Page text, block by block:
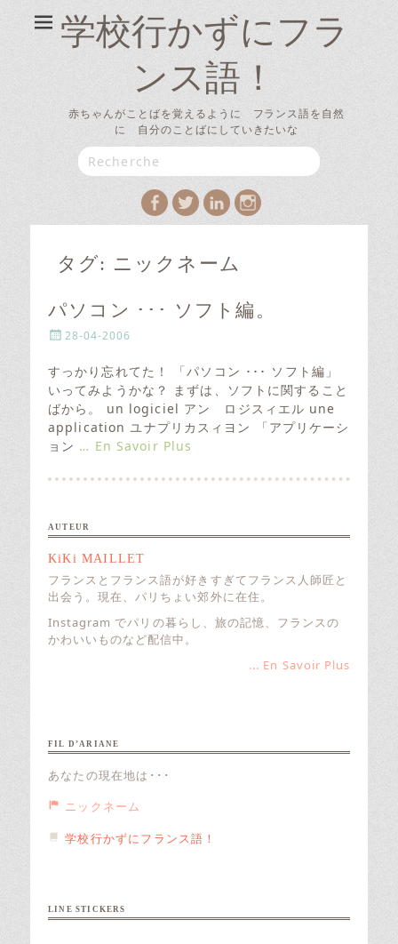
学校行かずにフラ
ンス語！
赤ちゃんがことばを覚えるように フランス語を自然
に 自分のことばにしていきたいな
Search
for:
Facebook
TwitterLinkedIn
Instagram
タグ: ニックネーム
パソコン ･･･ ソフト編。
P
s
t
e
d
o
n
28-04-2006
すっかり忘れてた！ 「パソコン ･･･ ソフト編」
いってみようかな？ まずは、ソフトに関すること
ばから。 un logiciel アン ロジスィエル une
application ユナプリカスィヨン 「アプリケーシ
ョン … En Savoir Plus
AUTEUR
KiKi MAILLET
フランスとフランス語が好きすぎてフランス人師匠と
出会う。現在、パリちょい郊外に在住。
Instagram でパリの暮らし、旅の記憶、フランスの
かわいいものなど配信中。
... En Savoir Plus
FIL D’ARIANE
あなたの現在地は･･･
ニックネーム
学校行かずにフランス語！
LINE STICKERS